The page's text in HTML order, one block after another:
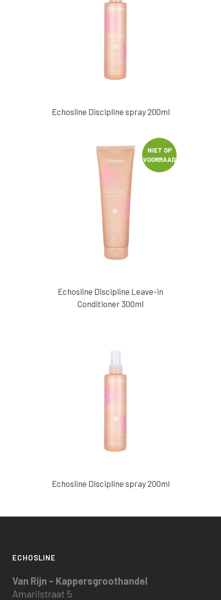
Echosline Discipline spray 200ml
NIET OP
VOORRAAD
Echosline Discipline Leave-in
Conditioner 300ml
Echosline Discipline spray 200ml
ECHOSLINE
Van Rijn – Kappersgroothandel
Amarilstraat 5